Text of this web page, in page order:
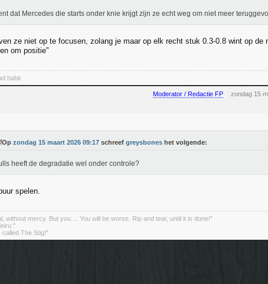
dat Mercedes die starts onder knie krijgt zijn ze echt weg om niet meer
ze niet op te focusen, zolang je maar op elk recht stuk 0.3-0.8 wint op de
om positie"
habit
Moderator / Redactie FP zondag 15
Op zondag 15 maart 2026 09:17 schreef greysbones het volgende:
heeft de degradatie wel onder controle?
spelen.
without mercy. But you.... You will be worse. Rip and tear, until it is done!"
called The Stig!"